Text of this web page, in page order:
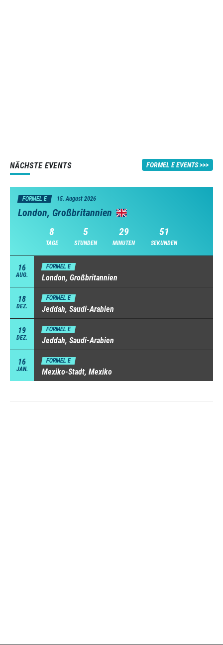
NÄCHSTE EVENTS FORMEL E EVENTS
FORMEL E 15. August 2026
London, Großbritannien
8
TAGE
5
STUNDEN
29
MINUTEN
50
SEKUNDEN
16
AUG.
FORMEL E
London, Großbritannien
18
DEZ.
FORMEL E
Jeddah, Saudi-Arabien
19
DEZ.
FORMEL E
Jeddah, Saudi-Arabien
16
JAN.
FORMEL E
Mexiko-Stadt, Mexiko